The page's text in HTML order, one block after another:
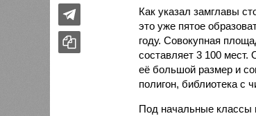
Как указал замглавы
это уже пятое
году. Совокупная
составляет 3 100
её большой размер и
полигон, библиотека с
Под начальные классы